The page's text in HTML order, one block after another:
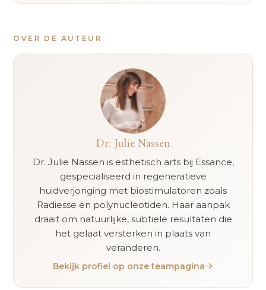
OVER DE AUTEUR
Dr. Julie Nassen
Dr. Julie Nassen is esthetisch arts bij Essance,
gespecialiseerd in regeneratieve
huidverjonging met biostimulatoren zoals
Radiesse en polynucleotiden. Haar aanpak
draait om natuurlijke, subtiele resultaten die
het gelaat versterken in plaats van
veranderen.
Bekijk profiel op onze teampagina